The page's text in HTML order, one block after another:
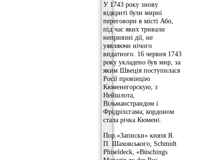
У 1743 року знову
відкриті були мирні
переговори в місті Або,
під час яких тривали
неприязні дії, не
уявляючи нічого
видатного. 16 червня 1743
року укладено був мир, за
яким Швеція поступилася
Росії провінцію
Кюменегорскую, з
Нейшлота,
Вільманстрандом і
Фрідріхсгама; кордоном
стала річка Кюмені.
Пор.«Записки» князя Я.
П. Шаховського; Schmidt
Phiseldeck, «Büschings